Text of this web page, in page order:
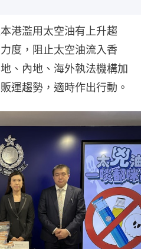
港濫用太空油有上升趨
度，阻止太空油流入香
、內地、海外執法機構加
運趨勢，適時作出行動。